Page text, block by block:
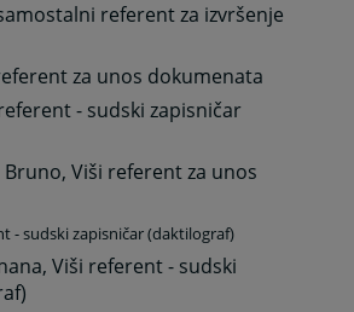
referent za izvršenje
za unos dokumenata
- sudski zapisničar
Viši referent za unos
- sudski zapisničar (daktilograf)
Viši referent - sudski